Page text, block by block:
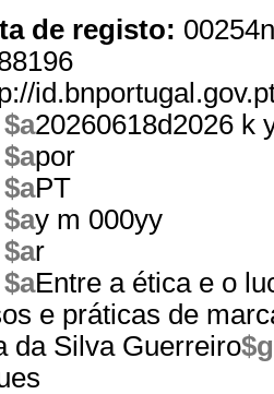
de registo:
$a20260618d2026 k
$apor
$aPT
$ay m 000yy
$ar
$aEntre a ética e o
e práticas de
da Silva Guerreiro$g